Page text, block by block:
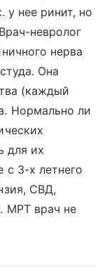
у нее ринит, но
невролог
нерва
Она
(каждый
Нормально ли
для их
с 3-х летнего
СВД,
МРТ врач не